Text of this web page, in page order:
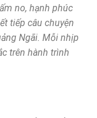
no, hạnh phúc
tiếp câu chuyện
Ngãi. Mỗi nhịp
trên hành trình